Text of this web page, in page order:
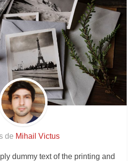
de Mihail Victus
dummy text of the printing and